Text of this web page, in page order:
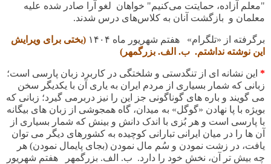
"معلم آزاده، حمایتت می‌کنیم" خواهان لغو آرا صادر شده علیه
معلمان و بازگشت آنان به کلاس‌های درس شدند.
برگرفته از «تلگرام» هفتم شهریور ماه ۱۴۰۴ (بختی برای ویرایش
این نوشته نداشتم. ب. الف. بزرگمهر)
* این نشانه ای از تنگدستی و شلختگی در کاربرد زبان پارسی است؛
زبانی که شمار بسیاری از مردم ایران به یاری آن با یکدیگر سخن
می گویند و باره های گوناگونی جز این را نیز دربرمی گیرد؛ زبانی که
بویژه با پا نهادن «گوگل» به میدان، گاه همجوشی از زبان های بیگانه
با پارسی است و هر بُزی با اندک دانش و بینش که شمار بسیاری از
آن ها را در میان ایرانی تبارانی کوچیده به کشورهای دیگر می توان
یافت، در زشت نمودن و سُم مال نمودن (بجای پایمال نمودن) هر
چه بیش تر آن، نخشِ خود را دارد. ب. الف. بزرگمهر هفتم شهریور